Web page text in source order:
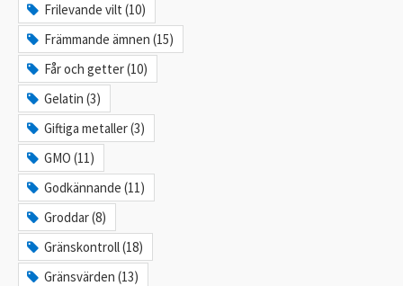
Frilevande vilt (10)
Främmande ämnen (15)
Får och getter (10)
Gelatin (3)
Giftiga metaller (3)
GMO (11)
Godkännande (11)
Groddar (8)
Gränskontroll (18)
Gränsvärden (13)